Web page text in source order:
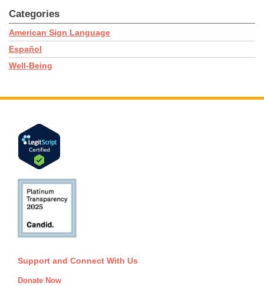
Categories
American Sign Language
Español
Well-Being
Support and Connect With Us
Donate Now